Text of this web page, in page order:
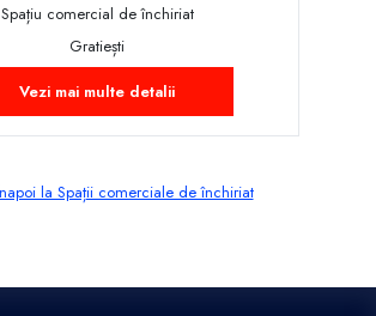
Spațiu comercial de închiriat
Gratiești
Vezi mai multe detalii
la Spații comerciale de închiriat